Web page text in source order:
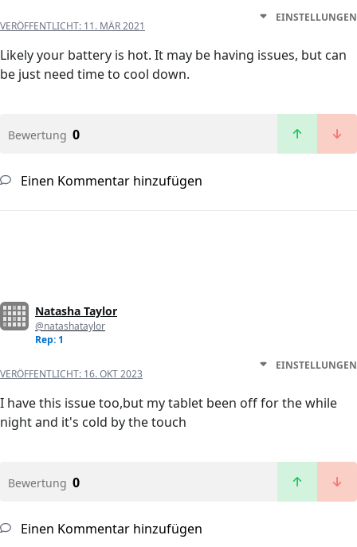
VERÖFFENTLICHT: 11. MÄR 2021
EINSTELLUNGEN
Likely your battery is hot. It may be having issues, but can
be just need time to cool down.
Bewertung 0
Einen Kommentar hinzufügen
Natasha Taylor
@natashataylor
Rep: 1
VERÖFFENTLICHT: 16. OKT 2023
EINSTELLUNGEN
I have this issue too,but my tablet been off for the while
night and it's cold by the touch
Bewertung 0
Einen Kommentar hinzufügen